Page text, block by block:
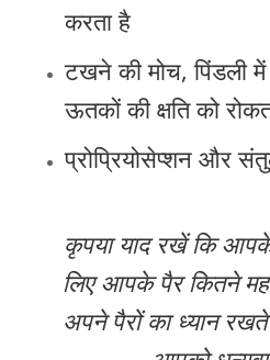
करता है
टखने की मोच, पिंडली
ऊतकों की क्षति को
प्रोप्रियोसेप्शन और
कृपया याद रखें कि
लिए आपके पैर कितने
अपने पैरों का ध्यान